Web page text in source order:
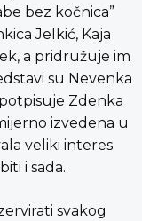
bez kočnica”
Jelkić, Kaja
a pridružuje im
su Nevenka
Zdenka
izvedena u
veliki interes
i sada.
svakog